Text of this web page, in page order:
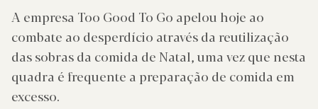
A empresa Too Good To Go apelou hoje ao
combate ao desperdício através da reutilização
das sobras da comida de Natal, uma vez que nesta
quadra é frequente a preparação de comida em
excesso.